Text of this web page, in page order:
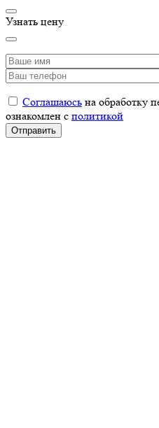
Узнать цену
Соглашаюсь на обработку
ознакомлен с политикой